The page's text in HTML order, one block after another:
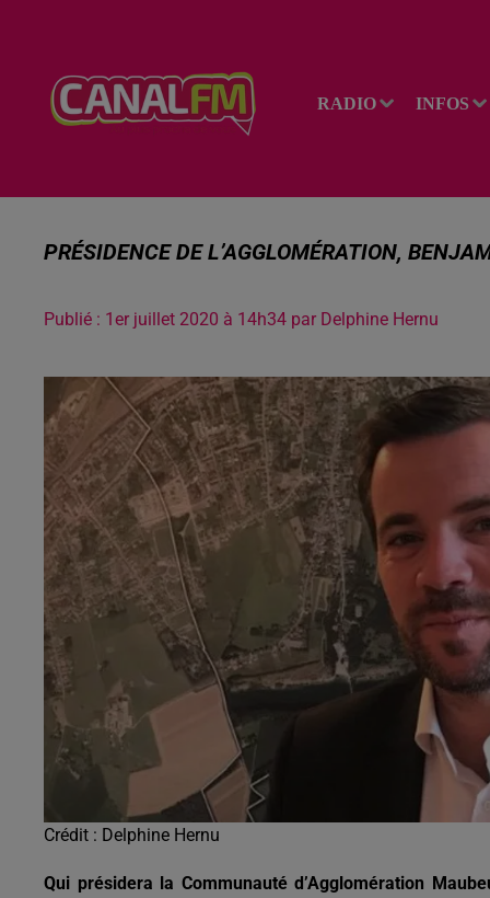
RADIO INFOS
PRÉSIDENCE DE L’AGGLOMÉRATION,
Publié : 1er juillet 2020 à 14h34 par Delphine Hernu
Crédit : Delphine Hernu
Qui présidera la Communauté d’Agglomération
9h00 - 13h00
la ligne des auditeurs